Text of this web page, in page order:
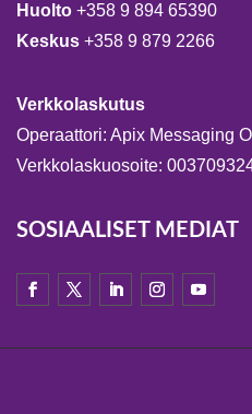
Huolto +358 9 894 65390
Keskus +358 9 879 2266
Verkkolaskutus
Operaattori: Apix Messaging
Verkkolaskuosoite:
SOSIAALISET MEDIAT